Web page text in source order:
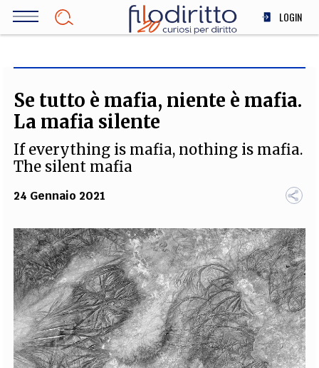
Salta
LOGIN
SOCIETÀ
MEDICINA
STORIA E FILOSOFIA
TEAM
FILODIRITTO REDAZIONE COMITATO SCIENTIFICO AUTORI CURATORI
FOTOGRAFI PARTNER COLLABORA CON NOI
EXTRA
CODICI RUBRICHE LIBRI PROCEEDINGS PUBBLICITÀ CONTATTI
Se tutto è mafia, niente è mafia.
La mafia silente
If everything is mafia, nothing is mafia.
The silent mafia
24 Gennaio 2021